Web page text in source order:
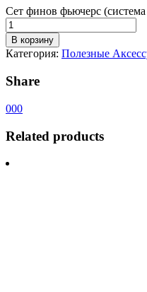
Сет финов фьючерс
В корзину
Категория: Полезные
Share
000
Related products